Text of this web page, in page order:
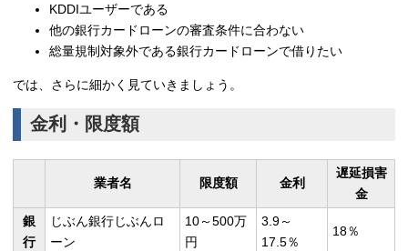
KDDIユーザーである
他の銀行カードローンの審査条件に合わない
総量規制対象外である銀行カードローンで借りたい
では、さらに細かく見ていきましょう。
金利・限度額
業者名 限度額 金利
遅延損害
金
銀
行
じぶん銀行じぶんロ
ーン
10～500万
円
3.9～
17.5％
18％